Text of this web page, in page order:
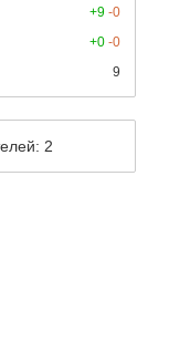
+9 -0
+0 -0
9
2